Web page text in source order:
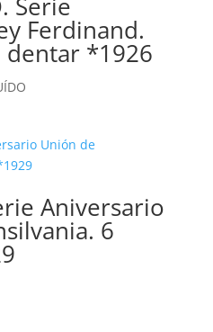
Ferdinand.
dentar *1926
Aniversario
6